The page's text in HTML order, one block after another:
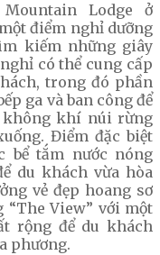
Lodge ở
điểm nghỉ dưỡng
kiếm những giây
có thể cung cấp
trong đó phần
ga và ban công để
không khí núi rừng
Điểm đặc biệt
bể tắm nước nóng
du khách vừa hòa
vẻ đẹp hoang sơ
“The View” với một
rộng để du khách
phương.